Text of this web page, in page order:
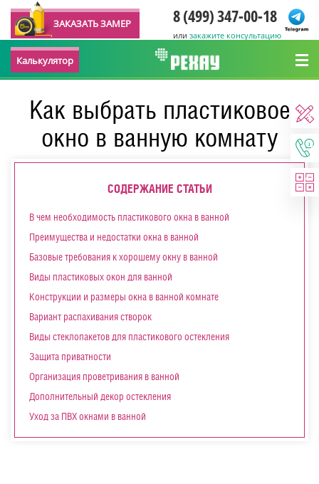
ЗАКАЗАТЬ ЗАМЕР 8 (499) 347-00-18
или закажите консультацию
Калькулятор
Как выбрать пластиковое
окно в ванную комнату
СОДЕРЖАНИЕ СТАТЬИ
В чем необходимость пластикового окна в ванной
Преимущества и недостатки окна в ванной
Базовые требования к хорошему окну в ванной
Виды пластиковых окон для ванной
Конструкции и размеры окна в ванной комнате
Вариант распахивания створок
Виды стеклопакетов для пластикового остекления
Защита приватности
Организация проветривания в ванной
Дополнительный декор остекления
Уход за ПВХ окнами в ванной